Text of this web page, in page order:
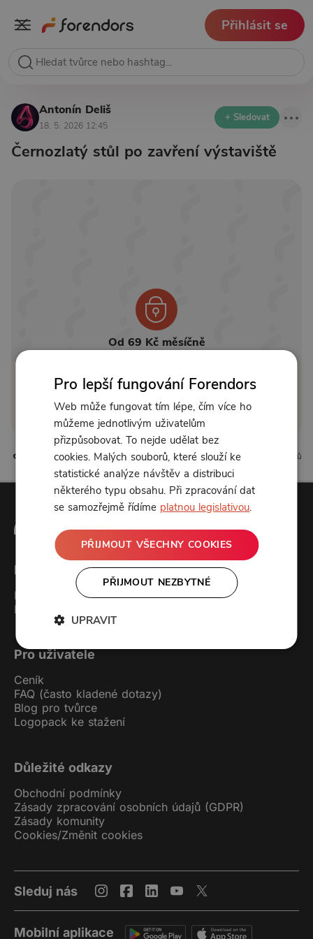
Přihlásit se
Antonín Deliš
18. 5. 2026 12:45
+ Sledovat
Černozlatý stůl po zavření výstaviště
Od 69 Kč měsíčně
Klikněte pro odemčení
nebo sepřihlaste
0 líbí 0 komentářů
Forendors
Kontakt
Podcast studio
Pro uživatele
Ceník
FAQ (často kladené dotazy)
Blog pro tvůrce
Logopack ke stažení
Důležité odkazy
Obchodní podmínky
Zásady zpracování osobních údajů (GDPR)
Zásady komunity
Cookies/Změnit cookies
Sleduj nás
Mobilní aplikace
Pro lepší fungování Forendors
Web může fungovat tím lépe, čím více ho
můžeme jednotlivým uživatelům
přizpůsobovat. To nejde udělat bez
cookies. Malých souborů, které slouží ke
statistické analýze návštěv a distribuci
některého typu obsahu. Při zpracování dat
se samozřejmě řídíme platnou legislativou.
PŘIJMOUT VŠECHNY COOKIES
PŘIJMOUT NEZBYTNÉ
UPRAVIT